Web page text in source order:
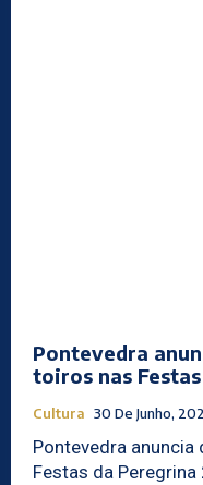
Pontevedra
toiros nas
Cultura 30 De Junho,
Pontevedra
Festas da